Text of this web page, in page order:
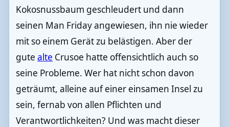
Kokosnussbaum geschleudert und dann
seinen Man Friday angewiesen, ihn nie wieder
mit so einem Gerät zu belästigen. Aber der
gute alte Crusoe hatte offensichtlich auch so
seine Probleme. Wer hat nicht schon davon
geträumt, alleine auf einer einsamen Insel zu
sein, fernab von allen Pflichten und
Verantwortlichkeiten? Und was macht dieser